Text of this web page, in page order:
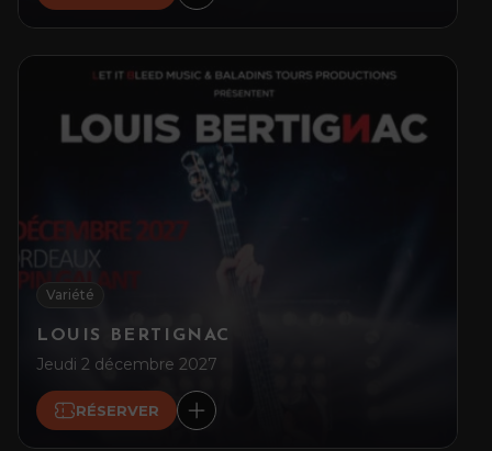
Variété
LOUIS BERTIGNAC
Jeudi 2 décembre 2027
RÉSERVER